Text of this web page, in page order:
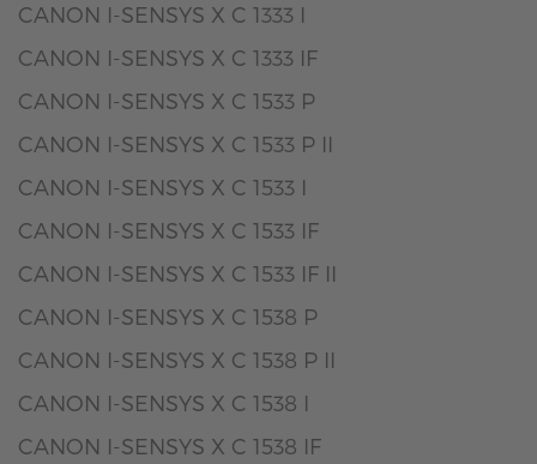
CANON I-SENSYS X C 1333 I
CANON I-SENSYS X C 1333 IF
CANON I-SENSYS X C 1533 P
CANON I-SENSYS X C 1533 P II
CANON I-SENSYS X C 1533 I
CANON I-SENSYS X C 1533 IF
CANON I-SENSYS X C 1533 IF II
CANON I-SENSYS X C 1538 P
CANON I-SENSYS X C 1538 P II
CANON I-SENSYS X C 1538 I
CANON I-SENSYS X C 1538 IF